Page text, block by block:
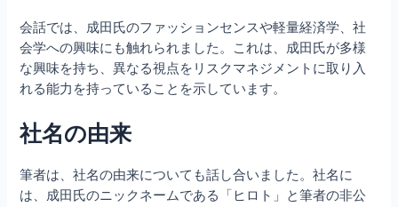
会話では、成田氏のファッションセンスや軽量経済学、社
会学への興味にも触れられました。これは、成田氏が多様
な興味を持ち、異なる視点をリスクマネジメントに取り入
れる能力を持っていることを示しています。
社名の由来
筆者は、社名の由来についても話し合いました。社名に
は、成田氏のニックネームである「ヒロト」と筆者の非公